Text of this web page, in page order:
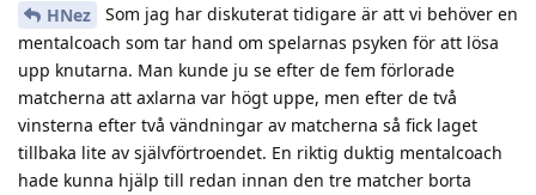
HNez
Som jag har diskuterat tidigare är att vi behöver en
mentalcoach som tar hand om spelarnas psyken för att lösa
upp knutarna. Man kunde ju se efter de fem förlorade
matcherna att axlarna var högt uppe, men efter de två
vinsterna efter två vändningar av matcherna så fick laget
tillbaka lite av självförtroendet. En riktig duktig mentalcoach
hade kunna hjälp till redan innan den tre matcher borta